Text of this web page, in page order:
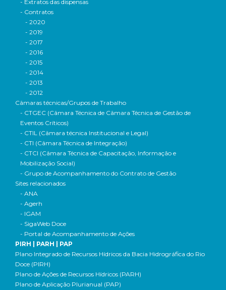
- Extratos das dispensas
- Contratos
- 2020
- 2019
- 2017
- 2016
- 2015
- 2014
- 2013
- 2012
Câmaras técnicas/Grupos de Trabalho
- CTGEC (Câmara Técnica de Câmara Técnica de Gestão de
Eventos Críticos)
- CTIL (Câmara técnica Institucional e Legal)
- CTI (Câmara Técnica de Integração)
- CTCI (Câmara Técnica de Capacitação, Informação e
Mobilização Social)
- Grupo de Acompanhamento do Contrato de Gestão
Sites relacionados
- ANA
- Agerh
- IGAM
- SigaWeb Doce
- Portal de Acompanhamento de Ações
PIRH | PARH | PAP
Plano Integrado de Recursos Hídricos da Bacia Hidrográfica do Rio
Doce (PIRH)
Plano de Ações de Recursos Hídricos (PARH)
Plano de Aplicação Plurianual (PAP)